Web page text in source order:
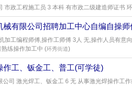
市政工程施工员 3 本科 有市政二级建造师证书
械有限公司招聘加工中心自编自操
加工编程师傅,操作工师傅 3人 无,操作人员有意
练操作加工中 (环秀街道)
作工、钣金工、普工(可学徒)
司 激光焊工、钣金工 6 无 从事激光焊操作工